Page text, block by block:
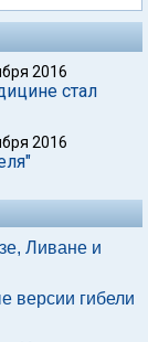
2016
стал
2016
Ливане и
версии гибели